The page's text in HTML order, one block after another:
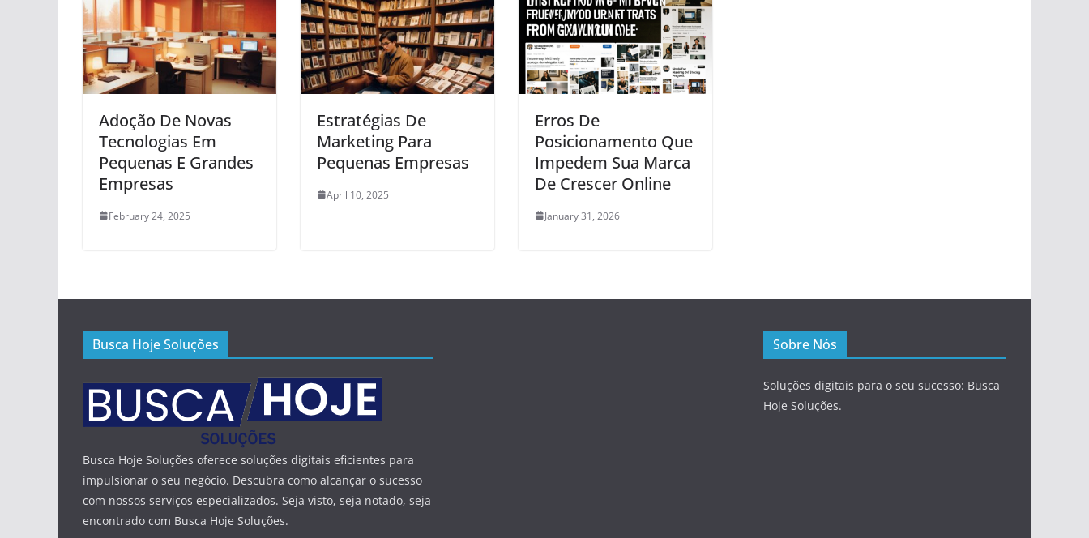
Adoção De Novas
Tecnologias Em
Pequenas E Grandes
Empresas
February 24, 2025
Estratégias De
Marketing Para
Pequenas Empresas
April 10, 2025
Erros De
Posicionamento Que
Impedem Sua Marca
De Crescer Online
January 31, 2026
Busca Hoje Soluções
Busca Hoje Soluções oferece soluções digitais eficientes para
impulsionar o seu negócio. Descubra como alcançar o sucesso
com nossos serviços especializados. Seja visto, seja notado, seja
encontrado com Busca Hoje Soluções.
Sobre Nós
Soluções digitais para o seu sucesso: Busca
Hoje Soluções.